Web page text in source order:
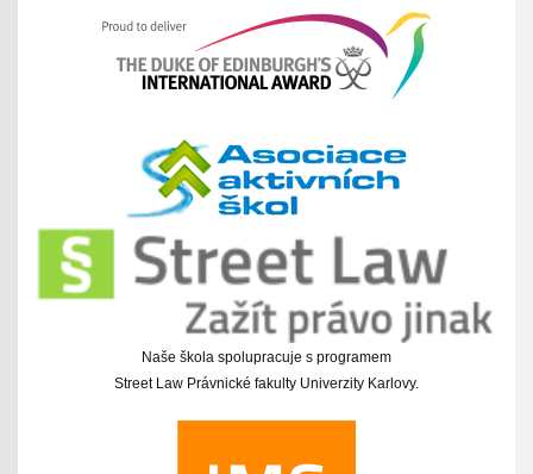
Naše škola spolupracuje s programem
Street Law Právnické fakulty Univerzity Karlovy.